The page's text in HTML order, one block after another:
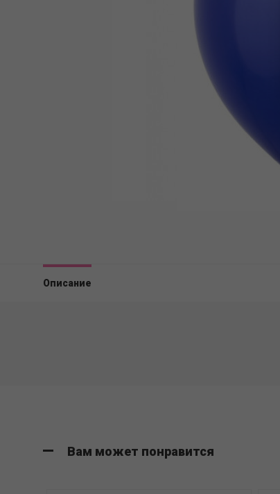
Описание
Вам может понравится